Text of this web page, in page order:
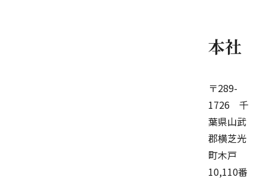
本社
〒289-
1726 千
葉県山武
郡横芝光
町木戸
10,110番